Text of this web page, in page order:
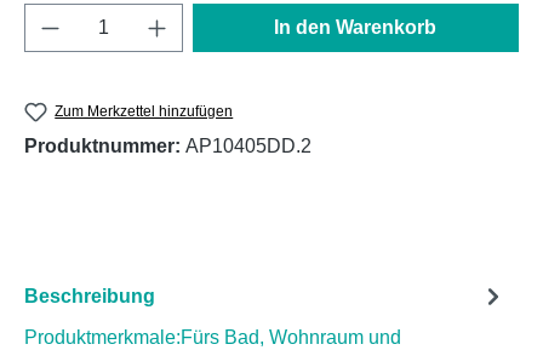
Produkt Anzahl: Gib den gewünschten
In den Warenkorb
Zum Merkzettel hinzufügen
Produktnummer: AP10405DD.2
Beschreibung
Produktmerkmale:Fürs Bad, Wohnraum und